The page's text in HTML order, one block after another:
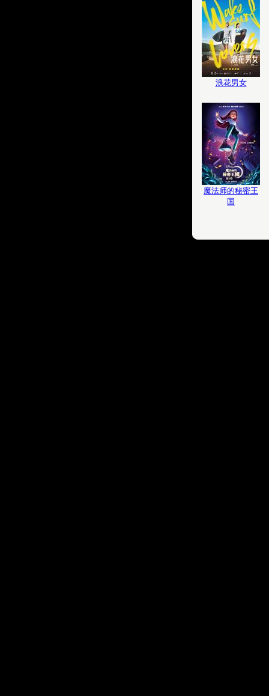
浪花男女
魔法师的秘密王
国